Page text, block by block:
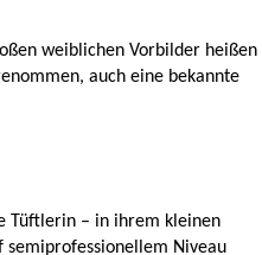
weiblichen Vorbilder heißen
auch eine bekannte
Tüftlerin – in ihrem kleinen
semiprofessionellem Niveau